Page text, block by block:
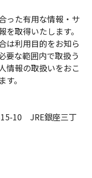
った有用な情報・サ
取得いたします。
は利用目的をお知ら
要な範囲内で取扱う
情報の取扱いをおこ
。
10 JRE銀座三丁